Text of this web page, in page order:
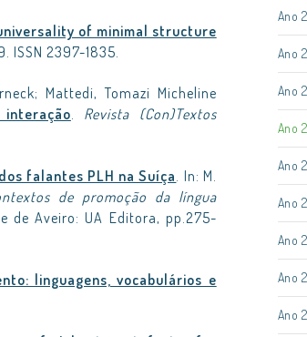
of minimal structure
ISSN 2397-1835.
Mattedi, Tomazi Micheline
. Revista (Con)Textos
falantes PLH na Suíça. In: M.
de promoção da língua
de Aveiro: UA Editora, pp.275-
linguagens, vocabulários e
Ano
Ano
Ano
Ano
Ano
Ano
Ano
Ano
Ano